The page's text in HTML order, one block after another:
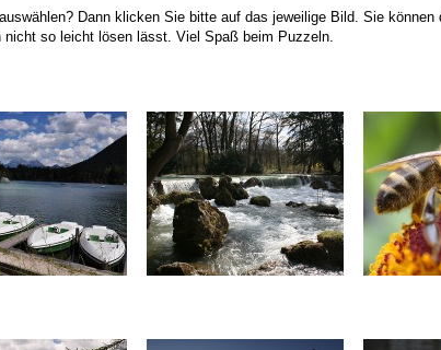
Dann klicken Sie bitte auf das jeweilige Bild. Sie können
so leicht lösen lässt. Viel Spaß beim Puzzeln.